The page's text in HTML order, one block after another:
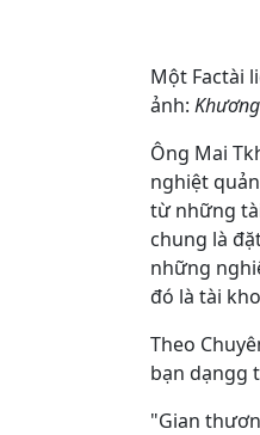
Một Factài
ảnh:
Ông Mai
nghiệt
từ những
chung là
những
đó là tài
Theo
bạn dạngg
"Gian